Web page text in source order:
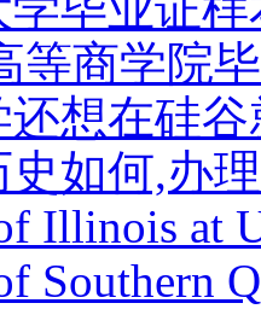
等商学院
想在硅
如何,办
Illinois at
Southern